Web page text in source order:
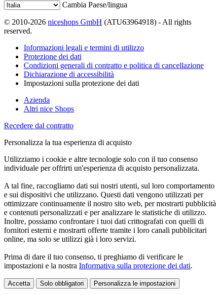
Cambia Paese/lingua
© 2010-2026 niceshops GmbH (ATU63964918) - All rights
reserved.
Informazioni legali e termini di utilizzo
Protezione dei dati
Condizioni generali di contratto e politica di cancellazione
Dichiarazione di accessibilità
Impostazioni sulla protezione dei dati
Azienda
Altri nice Shops
Recedere dal contratto
Personalizza la tua esperienza di acquisto
Utilizziamo i cookie e altre tecnologie solo con il tuo consenso
individuale per offrirti un'esperienza di acquisto personalizzata.
A tal fine, raccogliamo dati sui nostri utenti, sul loro comportamento
e sui dispositivi che utilizzano. Questi dati vengono utilizzati per
ottimizzare continuamente il nostro sito web, per mostrarti pubblicità
e contenuti personalizzati e per analizzare le statistiche di utilizzo.
Inoltre, possiamo confrontare i tuoi dati crittografati con quelli di
fornitori esterni e mostrarti offerte tramite i loro canali pubblicitari
online, ma solo se utilizzi già i loro servizi.
Prima di dare il tuo consenso, ti preghiamo di verificare le
impostazioni e la nostra Informativa sulla protezione dei dati.
Accetta Solo obbligatori Personalizza le impostazioni